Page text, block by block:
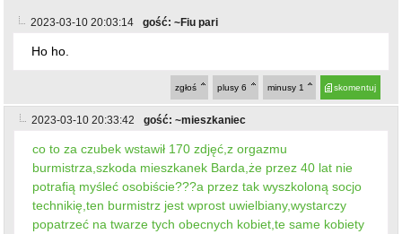
2023-03-10 20:03:14 gość: ~Fiu pari
Ho ho.
skomentuj
minusy 1
plusy 6
zgłoś
2023-03-10 20:33:42 gość: ~mieszkaniec
co to za czubek wstawił 170 zdjęć,z orgazmu
burmistrza,szkoda mieszkanek Barda,że przez 40 lat nie
potrafią myśleć osobiście???a przez tak wyszkoloną socjo
technikię,ten burmistrz jest wprost uwielbiany,wystarczy
popatrzeć na twarze tych obecnych kobiet,te same kobiety